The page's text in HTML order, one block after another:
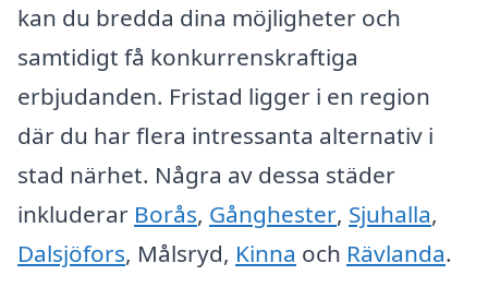
kan du bredda dina möjligheter och
samtidigt få konkurrenskraftiga
erbjudanden. Fristad ligger i en region
där du har flera intressanta alternativ i
stad närhet. Några av dessa städer
inkluderar Borås, Gånghester, Sjuhalla,
Dalsjöfors, Målsryd, Kinna och Rävlanda.